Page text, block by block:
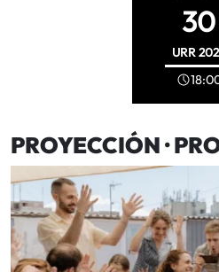
30
URR
PROYECCIÓN ·